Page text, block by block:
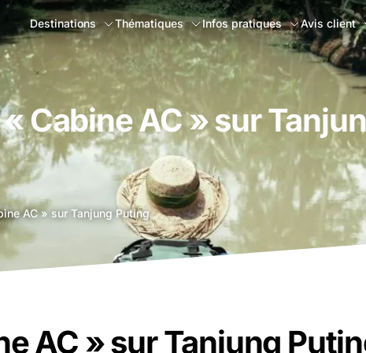
Destinations Thématiques Infos pratiques Avis client
Cabine AC » sur
AC » sur Tanjung Puting
AC » sur Tanjung